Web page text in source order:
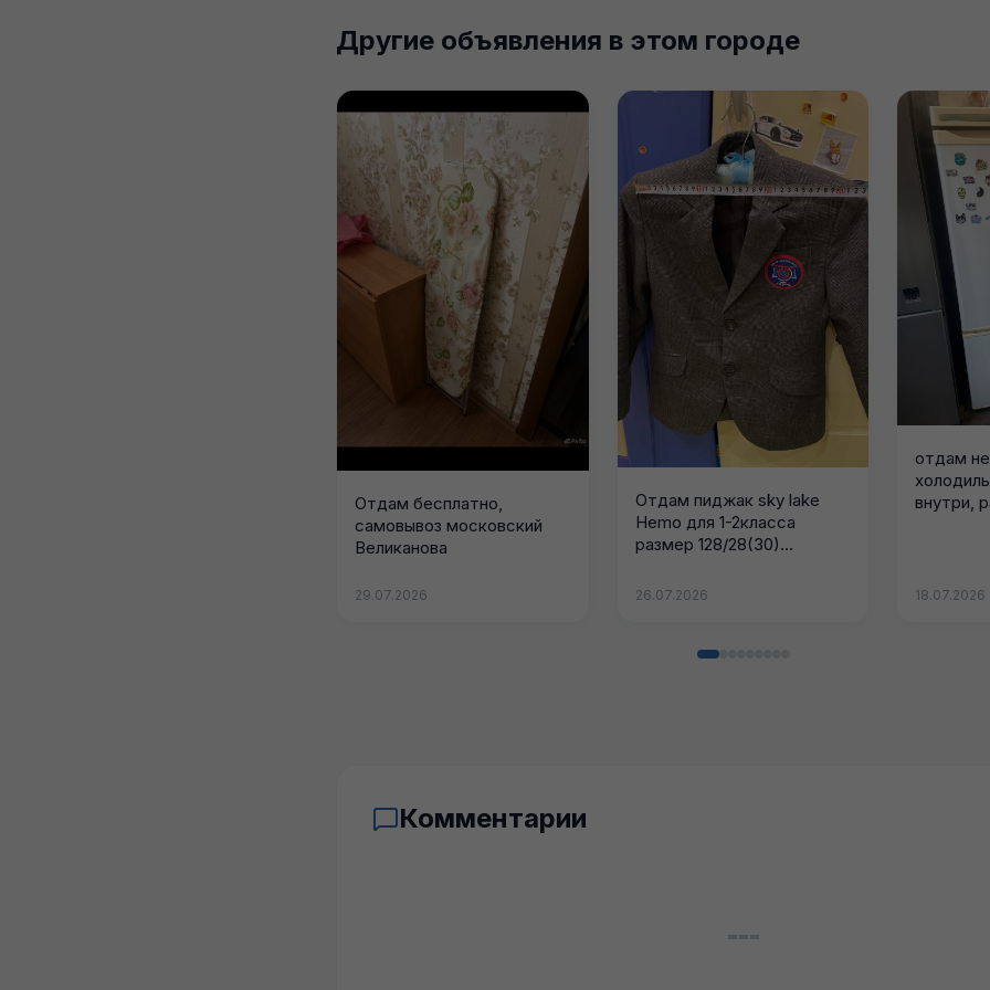
Другие объявления в этом городе
Отдам бесплатно,
самовывоз московский
Великанова
29.07.2026
Отдам пиджак sky lake
Hemo для 1-2класса
размер 128/28(30)
26.07.2026
отдам
внутри,
18.07.2026
Комментарии